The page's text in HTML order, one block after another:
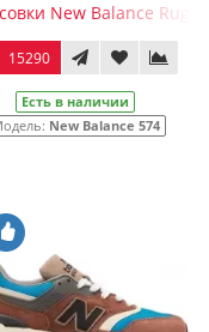
New Balance Ruga
15290
Есть в наличии
New Balance 574